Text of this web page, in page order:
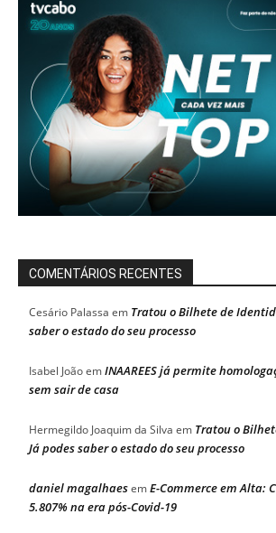
COMENTÁRIOS RECENTES
Cesário Palassa em Tratou o Bilhete de
saber o estado do seu processo
Isabel JoãoemINAAREES já permite
sem sair de casa
Hermegildo Joaquim da Silva em Tratou o
Já podes saber o estado do seu processo
daniel magalhaesemE-Commerce em Alta:
5.807% na era pós-Covid-19